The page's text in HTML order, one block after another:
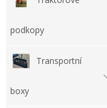
podkopy
Transportní
boxy